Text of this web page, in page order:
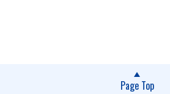
Page Top